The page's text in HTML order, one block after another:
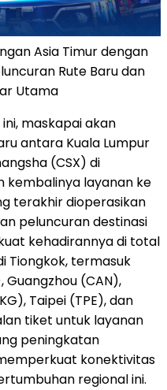
Asia Timur dengan
Rute Baru dan
Utama
maskapai akan
antara Kuala Lumpur
(CSX) di
kembalinya layanan ke
terakhir dioperasikan
peluncuran destinasi
kehadirannya di total
Tiongkok, termasuk
Guangzhou (CAN),
Taipei (TPE), dan
tiket untuk layanan
peningkatan
konektivitas
regional ini.